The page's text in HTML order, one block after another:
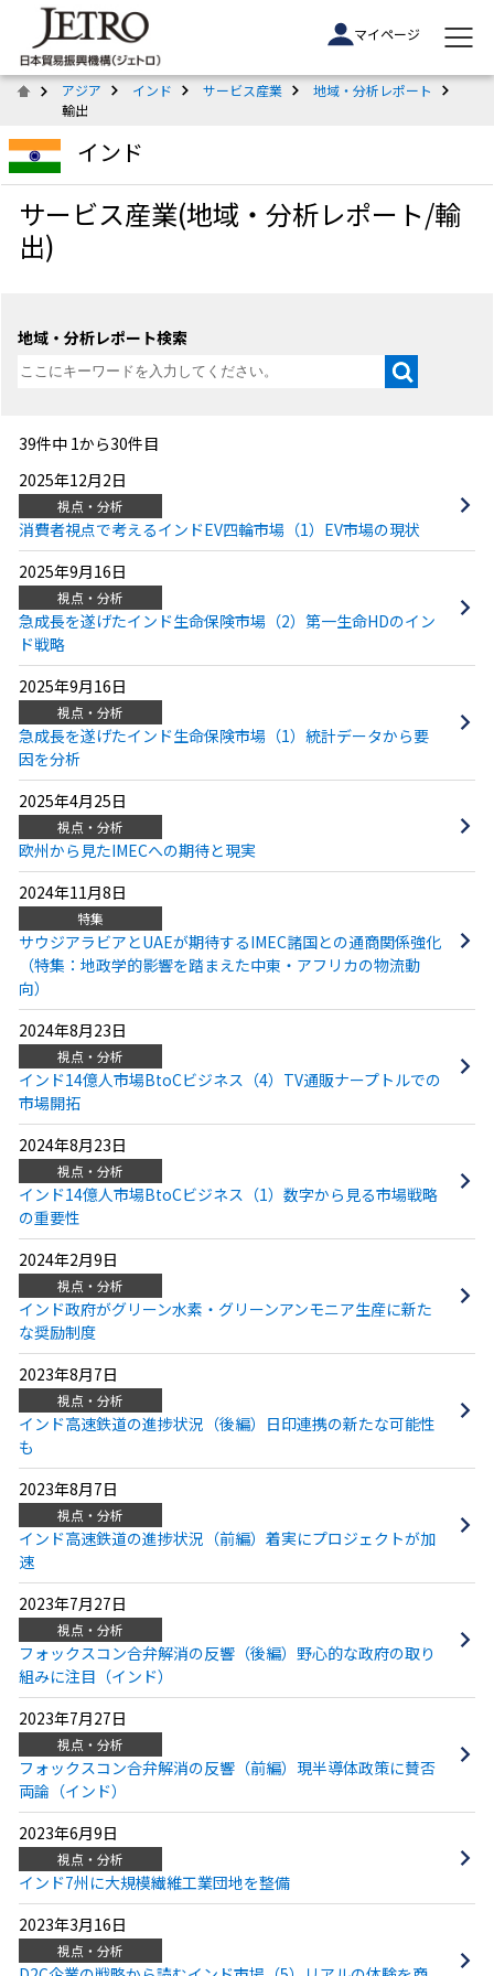
マイページ
アジア インド サービス産業
地域・分析レポート
輸出
インド
サービス産業(地域・分析レポート/輸
出)
地域・分析レポート検索
39件中 1から30件目
2025年12月2日
視点・分析
消費者視点で考えるインドEV四輪市場（1）EV市場の現状
2025年9月16日
視点・分析
急成長を遂げたインド生命保険市場（2）第一生命HDのイン
ド戦略
2025年9月16日
視点・分析
急成長を遂げたインド生命保険市場（1）統計データから要
因を分析
2025年4月25日
視点・分析
欧州から見たIMECへの期待と現実
2024年11月8日
特集
サウジアラビアとUAEが期待するIMEC諸国との通商関係強化
（特集：地政学的影響を踏まえた中東・アフリカの物流動
向）
2024年8月23日
視点・分析
インド14億人市場BtoCビジネス（4）TV通販ナープトルでの
市場開拓
2024年8月23日
視点・分析
インド14億人市場BtoCビジネス（1）数字から見る市場戦略
の重要性
2024年2月9日
視点・分析
インド政府がグリーン水素・グリーンアンモニア生産に新た
な奨励制度
2023年8月7日
視点・分析
インド高速鉄道の進捗状況（後編）日印連携の新たな可能性
も
2023年8月7日
視点・分析
インド高速鉄道の進捗状況（前編）着実にプロジェクトが加
速
2023年7月27日
視点・分析
フォックスコン合弁解消の反響（後編）野心的な政府の取り
組みに注目（インド）
2023年7月27日
視点・分析
フォックスコン合弁解消の反響（前編）現半導体政策に賛否
両論（インド）
2023年6月9日
視点・分析
インド7州に大規模繊維工業団地を整備
2023年3月16日
視点・分析